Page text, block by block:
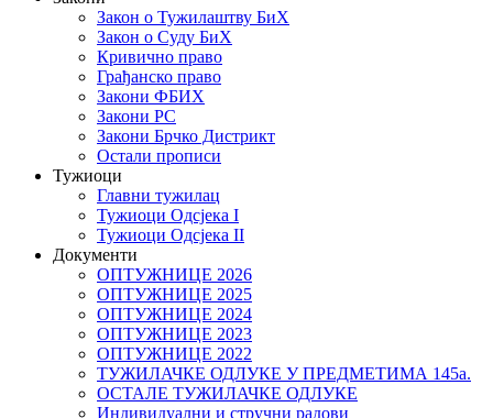
Закон о Тужилаштву БиХ
Закон о Суду БиХ
Кривично право
Грађанско право
Закони ФБИХ
Закони РС
Закони Брчко Дистрикт
Остали прописи
Тужиоци
Главни тужилац
Тужиоци Oдсјекa I
Тужиоци Oдсјекa II
Документи
ОПТУЖНИЦЕ 2026
ОПТУЖНИЦЕ 2025
ОПТУЖНИЦЕ 2024
ОПТУЖНИЦЕ 2023
ОПТУЖНИЦЕ 2022
ТУЖИЛАЧКЕ ОДЛУКЕ У ПРЕДМЕТИМА 145а.
ОСТАЛЕ ТУЖИЛАЧКЕ ОДЛУКЕ
Индивидуални и стручни радови